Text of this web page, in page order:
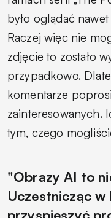
było oglądać
Raczej więc nie
zdjęcie to zostało
przypadkowo.
komentarze
zainteresowanych.
tym, czego
"Obrazy AI to
Uczestnicząc w
przyspieszyć